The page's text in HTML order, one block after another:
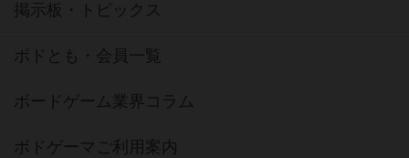
掲示板・トピックス
ボドとも・会員一覧
ボードゲーム業界コラム
ボドゲーマご利用案内